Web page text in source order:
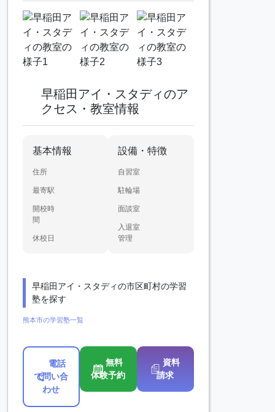
早稲田アイ・スタディのア
クセス・教室情報
基本情報
住所
最寄駅
開校時
間
休校日
設備・特徴
自習室
駐輪場
面談室
入退室
管理
早稲田アイ・スタディの市区町村の学習
塾を探す
熊本市の学習塾一覧
電話
で問い合
わせ
無料
体験予約
資料
請求